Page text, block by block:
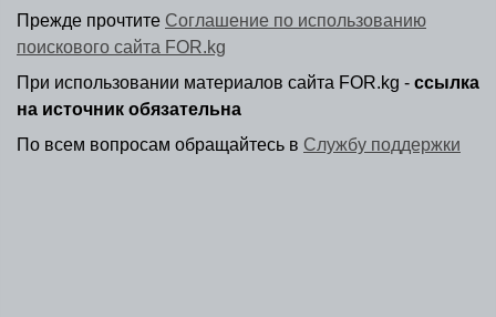
Прежде прочтите Соглашение по использованию
поискового сайта FOR.kg
При использовании материалов сайта FOR.kg - ссылка
на источник обязательна
По всем вопросам обращайтесь в Службу поддержки